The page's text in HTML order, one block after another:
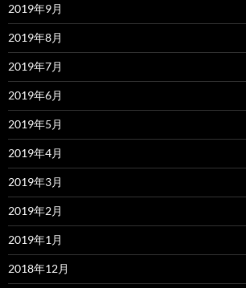
2019年9月
2019年8月
2019年7月
2019年6月
2019年5月
2019年4月
2019年3月
2019年2月
2019年1月
2018年12月